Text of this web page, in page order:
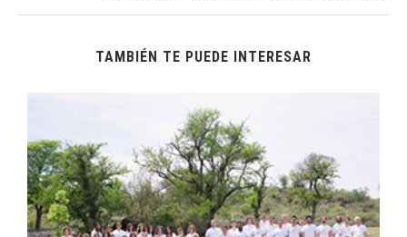
TAMBIÉN TE PUEDE INTERESAR